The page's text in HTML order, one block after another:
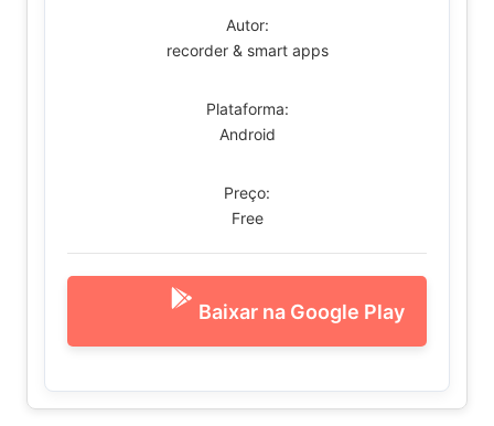
Autor:
recorder & smart apps
Plataforma:
Android
Preço:
Free
Baixar na Google Play